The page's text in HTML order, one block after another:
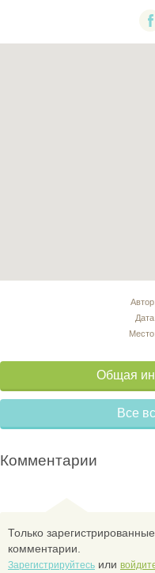
Автор:
Дата:
Место:
Общая
Все
Комментарии
Только
комментарии.
Зарегистрируйтесь или